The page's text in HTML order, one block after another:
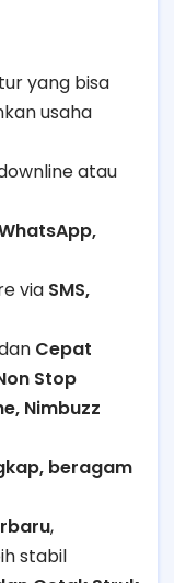
yang bisa
usaha
atau
via SMS,
Cepat
Stop
Nimbuzz
beragam
,
stabil